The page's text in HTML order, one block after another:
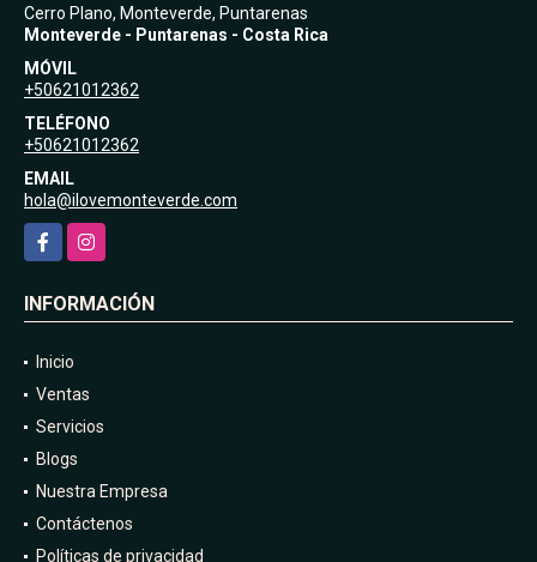
Cerro Plano, Monteverde, Puntarenas
Monteverde - Puntarenas - Costa Rica
MÓVIL
+50621012362
TELÉFONO
+50621012362
EMAIL
hola@ilovemonteverde.com
FacebookInstagram
INFORMACIÓN
Inicio
Ventas
Servicios
Blogs
Nuestra Empresa
Contáctenos
Políticas de privacidad